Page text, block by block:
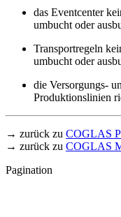
das Eventcenter
umbucht oder
Transportregeln
umbucht oder
die Versorgungs-
Produktionslinien
→ zurück zu COGLAS
→ zurück zu COGLAS
Pagination